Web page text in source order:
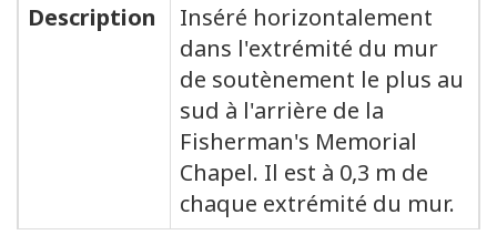
Description
Inséré horizontalement
dans l'extrémité du mur
de soutènement le plus au
sud à l'arrière de la
Fisherman's Memorial
Chapel. Il est à 0,3 m de
chaque extrémité du mur.